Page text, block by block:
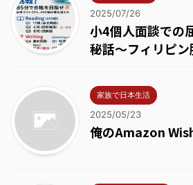
2025/07/26
小4個人面談での
秘話～フィリピ
家族で日本生活
2025/05/23
俺のAmazon